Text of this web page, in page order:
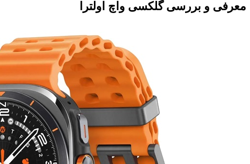
معرفی و بررسی گلکسی واچ اولترا